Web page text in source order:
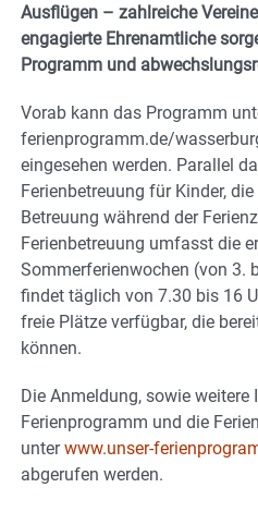
Ausflügen – zahlreiche
engagierte Ehrenamtliche
Programm und
Vorab kann das Programm
ferienprogramm.de/
eingesehen werden. Parallel
Ferienbetreuung für Kinder,
Betreuung während der
Ferienbetreuung umfasst die
Sommerferienwochen (von 3.
findet täglich von 7.30 bis 16
freie Plätze verfügbar, die
können.
Die Anmeldung, sowie
Ferienprogramm und die
unterwww.unser-
abgerufen werden.